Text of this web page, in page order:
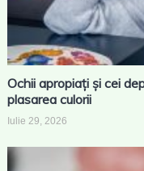
Ochii apropiați și cei
plasarea culorii
Iulie 29, 2026